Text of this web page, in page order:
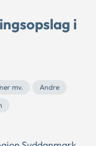
i
mv.
Andre